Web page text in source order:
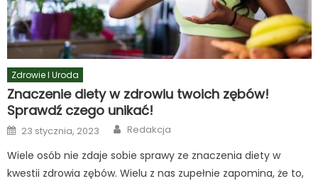
Zdrowie I Uroda
Znaczenie diety w zdrowiu twoich zębów!
Sprawdź czego unikać!
Posted
on
23 stycznia, 2023 Author
Redakcja
Wiele osób nie zdaje sobie sprawy ze znaczenia diety w
kwestii zdrowia zębów. Wielu z nas zupełnie zapomina, że to,